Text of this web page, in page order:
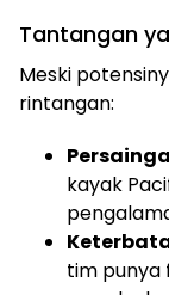
Tantangan
Meski
rintangan:
kayak
tim punya